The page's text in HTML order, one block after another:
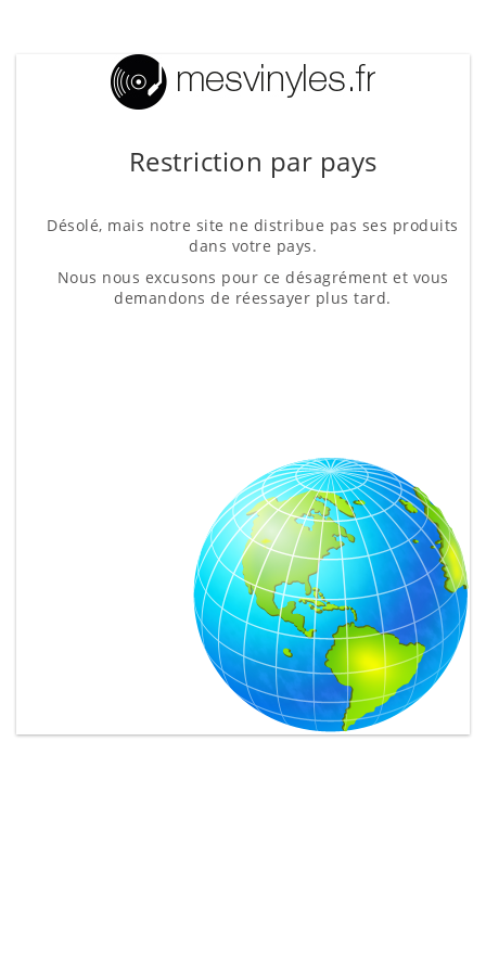
Restriction par pays
Désolé, mais notre site ne distribue pas ses produits
dans votre pays.
Nous nous excusons pour ce désagrément et vous
demandons de réessayer plus tard.